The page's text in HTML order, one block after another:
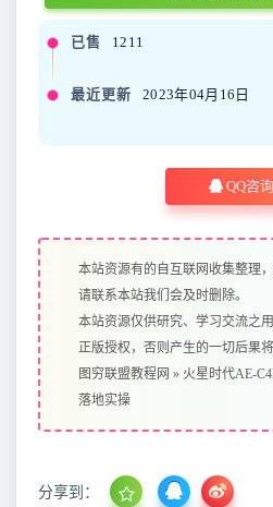
已售 1211
最近更新 2023年04月16日
QQ咨询
本站资源有的自互联网收集整理
请联系本站我们会及时删除。
本站资源仅供研究、学习交流之
正版授权，否则产生的一切后果
图穷联盟教程网 » 火星时代AE-
落地实操
分享到：